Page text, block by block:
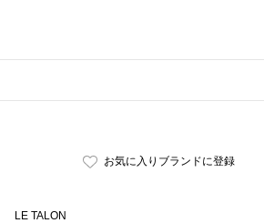
お気に入りブランドに登録
LE TALON